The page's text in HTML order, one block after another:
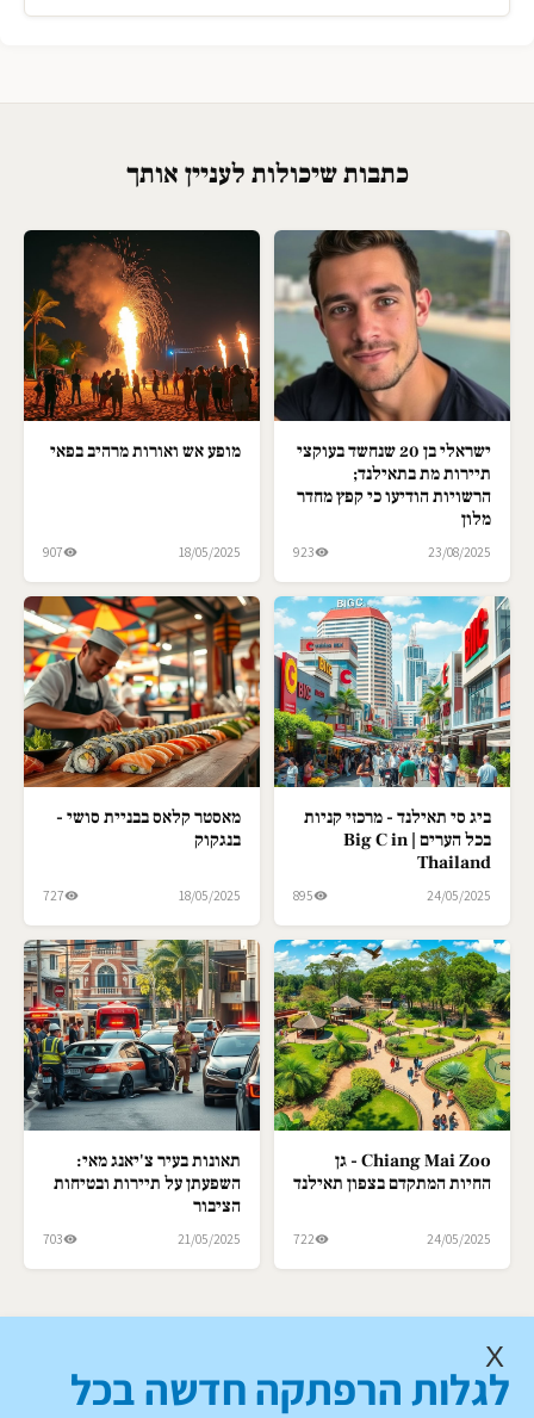
כתבות שיכולות לעניין אותך
ישראלי בן 20 שנחשד בעוקצי
תיירות מת בתאילנד;
הרשויות הודיעו כי קפץ מחדר
מלון
23/08/2025
923
מופע אש ואורות מרהיב בפאי
18/05/2025
907
ביג סי תאילנד - מרכזי קניות
בכל הערים | Big C in
Thailand
24/05/2025
895
מאסטר קלאס בבניית סושי -
בנגקוק
18/05/2025
727
Chiang Mai Zoo - גן
החיות המתקדם בצפון תאילנד
24/05/2025
722
תאונות בעיר צ'יאנג מאי:
השפעתן על תיירות ובטיחות
הציבור
21/05/2025
703
X
לגלות הרפתקה חדשה בכל